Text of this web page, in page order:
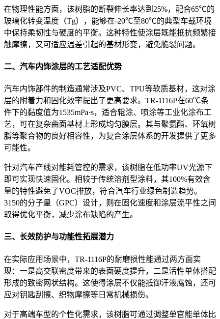
在物理性能方面，该树脂的断裂伸长率达到25%，配合65℃的
玻璃化转变温度（Tg），能够在-20℃至80℃的典型车载环境
中保持柔韧性与硬度的平衡。这种特性使涂层既能抵抗频繁接
触摩擦，又可适应温差引起的基材形变，避免脆裂问题。
二、汽车内饰涂层的工艺适配优势
汽车内饰部件的制造通常涉及PVC、TPU等软质基材，这对涂
层的附着力和固化效率提出了更高要求。TR-1116P在60℃条
件下的黏度值为1535mPa·s，适合辊涂、喷涂等工业化涂布工
艺，可在复杂曲面基材上形成均匀膜层。其与聚氨酯、环氧树
脂等聚合物的良好相容性，为复合涂层体系的开发提供了更多
可能性。
针对汽车产线对能耗管控的需求，该树脂在低功率UV光源下
即可实现快速固化。相较于传统溶剂型涂料，其100%有效含
量的特性避免了VOC排放，符合汽车行业绿色制造趋势。
3150的分子量（GPC）设计，则在固化速度和涂层流平性之间
取得优化平衡，减少涂布缺陷的产生。
三、长效防护与功能性拓展潜力
在实际应用场景中，TR-1116P的耐磨损性能通过两方面实
现：一是高交联密度带来的表面硬度提升，二是活性单体搭配
形成的致密网状结构。这使得涂层不仅能抵御汗液腐蚀，还可
应对钥匙刮擦、织物摩擦等日常机械损伤。
对于高端车型的个性化需求，该树脂可通过调整单官能单体比